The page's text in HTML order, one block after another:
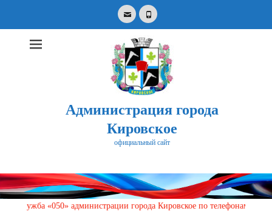
EmailPhone
Администрация города
Кировское
официальный сайт
for:
«050» администрации города Кировское по телефонам: 6-25-00;